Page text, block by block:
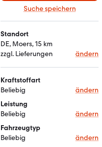
Suche speichern
Standort
DE, Moers, 15 km
zzgl. Lieferungen
ändern
Kraftstoffart
Beliebig
ändern
Leistung
Beliebig
ändern
Fahrzeugtyp
Beliebig
ändern